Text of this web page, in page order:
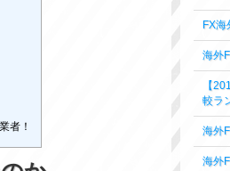
者！
FX
海外
【
較ラ
海外
海外